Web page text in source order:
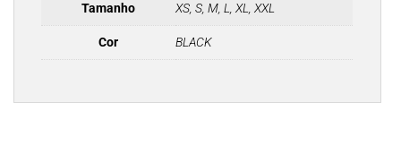
Tamanho XS, S, M, L, XL, XXL
Cor BLACK